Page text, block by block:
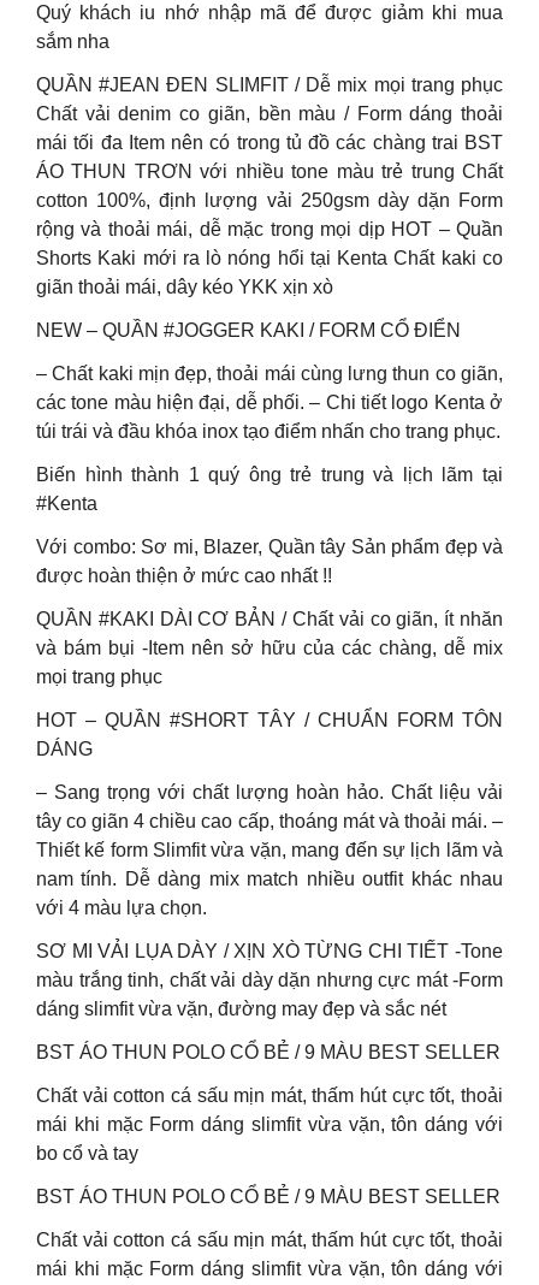
Quý khách iu nhớ nhập mã để được giảm khi mua
sắm nha
QUẦN #JEAN ĐEN SLIMFIT / Dễ mix mọi trang phục
Chất vải denim co giãn, bền màu / Form dáng thoải
mái tối đa Item nên có trong tủ đồ các chàng trai BST
ÁO THUN TRƠN với nhiều tone màu trẻ trung Chất
cotton 100%, định lượng vải 250gsm dày dặn Form
rộng và thoải mái, dễ mặc trong mọi dịp HOT – Quần
Shorts Kaki mới ra lò nóng hổi tại Kenta Chất kaki co
giãn thoải mái, dây kéo YKK xịn xò
NEW – QUẦN #JOGGER KAKI / FORM CỔ ĐIỂN
– Chất kaki mịn đẹp, thoải mái cùng lưng thun co giãn,
các tone màu hiện đại, dễ phối. – Chi tiết logo Kenta ở
túi trái và đầu khóa inox tạo điểm nhấn cho trang phục.
Biến hình thành 1 quý ông trẻ trung và lịch lãm tại
#Kenta
Với combo: Sơ mi, Blazer, Quần tây Sản phẩm đẹp và
được hoàn thiện ở mức cao nhất !!
QUẦN #KAKI DÀI CƠ BẢN / Chất vải co giãn, ít nhăn
và bám bụi -Item nên sở hữu của các chàng, dễ mix
mọi trang phục
HOT – QUẦN #SHORT TÂY / CHUẨN FORM TÔN
DÁNG
– Sang trọng với chất lượng hoàn hảo. Chất liệu vải
tây co giãn 4 chiều cao cấp, thoáng mát và thoải mái. –
Thiết kế form Slimfit vừa vặn, mang đến sự lịch lãm và
nam tính. Dễ dàng mix match nhiều outfit khác nhau
với 4 màu lựa chọn.
SƠ MI VẢI LỤA DÀY / XỊN XÒ TỪNG CHI TIẾT -Tone
màu trắng tinh, chất vải dày dặn nhưng cực mát -Form
dáng slimfit vừa vặn, đường may đẹp và sắc nét
BST ÁO THUN POLO CỔ BẺ / 9 MÀU BEST SELLER
Chất vải cotton cá sấu mịn mát, thấm hút cực tốt, thoải
mái khi mặc Form dáng slimfit vừa vặn, tôn dáng với
bo cổ và tay
BST ÁO THUN POLO CỔ BẺ / 9 MÀU BEST SELLER
Chất vải cotton cá sấu mịn mát, thấm hút cực tốt, thoải
mái khi mặc Form dáng slimfit vừa vặn, tôn dáng với